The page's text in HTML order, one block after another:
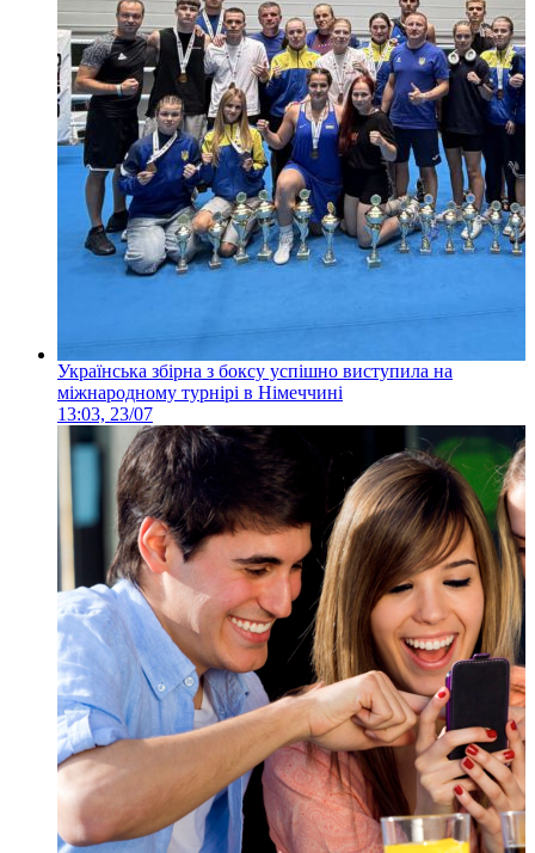
Українська збірна з боксу успішно виступила на
міжнародному турнірі в Німеччині
13:03, 23/07